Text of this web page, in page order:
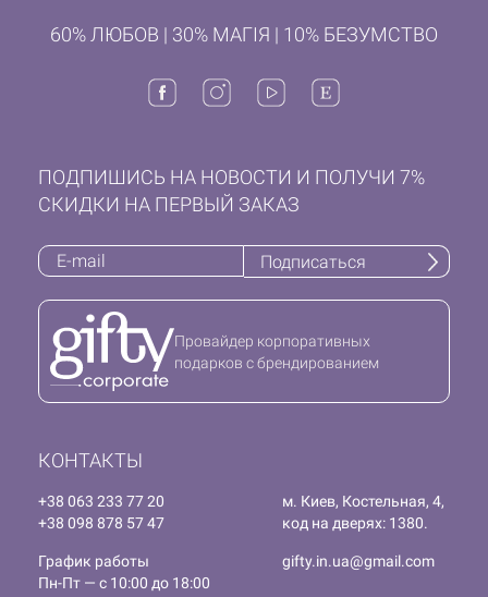
60% ЛЮБОВ | 30% МАГІЯ | 10% БЕЗУМСТВО
КОНТАКТЫ
+38 063 233 77 20
+38 098 878 57 47
м. Киев, Костельная, 4,
код на дверях: 1380.
График работы
Пн-Пт — с 10:00 до 18:00
gifty.in.ua@gmail.com
ПОДПИШИСЬ НА НОВОСТИ И ПОЛУЧИ 7%
СКИДКИ НА ПЕРВЫЙ ЗАКАЗ
Подписаться
Провайдер корпоративных
подарков с брендированием